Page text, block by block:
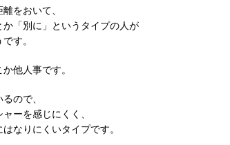
をおいて、
か「別に」というタイプの人が
す。
他人事です。
ので、
ーを感じにくく、
なりにくいタイプです。